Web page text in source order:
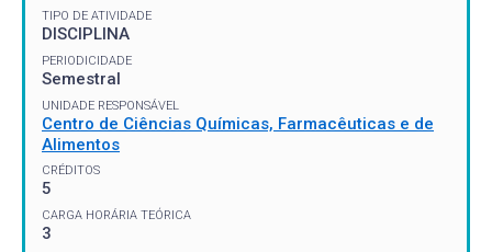
TIPO DE ATIVIDADE
DISCIPLINA
PERIODICIDADE
Semestral
UNIDADE RESPONSÁVEL
Centro de Ciências Químicas, Farmacêuticas e de
Alimentos
CRÉDITOS
5
CARGA HORÁRIA TEÓRICA
3